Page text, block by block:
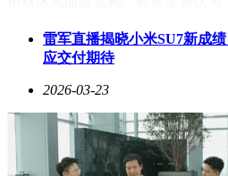
在AI时代的重要性持续提升，设
保持高景气度。
在投资策略层面，科创芯片50ETF
编制方案备受关注。该指数选样空
A股96%的芯片上市公司。行业分
比达95%，季度调仓机制使其能快
示，其标的指数2025年前三季度净
雷军直播揭晓小米SU7新成
应交付期待
2026-03-23